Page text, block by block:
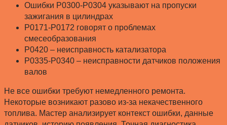
Ошибки P0300-P0304 указывают на пропуски
зажигания в цилиндрах
P0171-P0172 говорят о проблемах
смесеобразования
P0420 – неисправность катализатора
P0335-P0340 – неисправности датчиков положения
валов
Не все ошибки требуют немедленного ремонта.
Некоторые возникают разово из-за некачественного
топлива. Мастер анализирует контекст ошибки, данные